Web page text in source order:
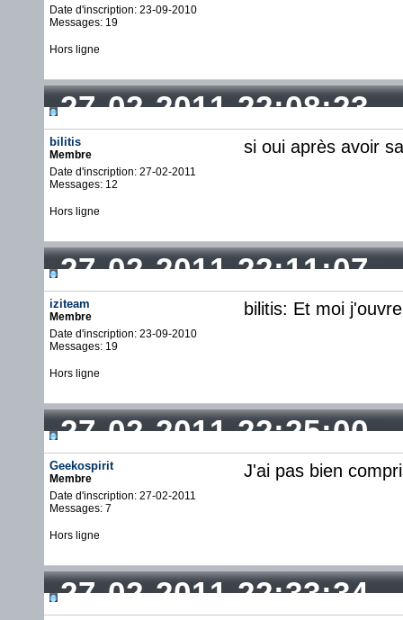
Date d'inscription: 23-09-2010
Messages: 19
Hors ligne
27-02-2011 22:08:23
bilitis
Membre
Date d'inscription: 27-02-2011
Messages: 12
si oui après avoir
Hors ligne
27-02-2011 22:11:07
iziteam
Membre
Date d'inscription: 23-09-2010
Messages: 19
bilitis: Et moi
Hors ligne
27-02-2011 22:25:00
Geekospirit
Membre
Date d'inscription: 27-02-2011
Messages: 7
J'ai pas bien
Hors ligne
27-02-2011 22:33:34